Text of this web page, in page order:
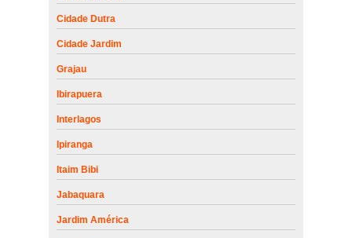
Cidade Dutra
Cidade Jardim
Grajau
Ibirapuera
Interlagos
Ipiranga
Itaim Bibi
Jabaquara
Jardim América